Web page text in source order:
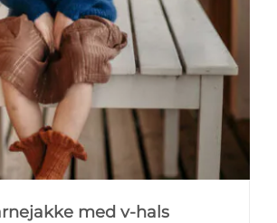
med v-hals